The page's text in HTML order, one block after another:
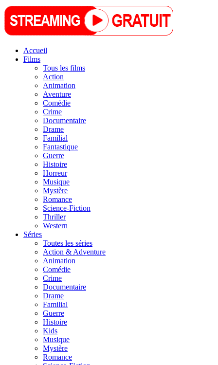
Accueil
Films
Tous les films
Action
Animation
Aventure
Comédie
Crime
Documentaire
Drame
Familial
Fantastique
Guerre
Histoire
Horreur
Musique
Mystère
Romance
Science-Fiction
Thriller
Western
Séries
Toutes les séries
Action & Adventure
Animation
Comédie
Crime
Documentaire
Drame
Familial
Guerre
Histoire
Kids
Musique
Mystère
Romance